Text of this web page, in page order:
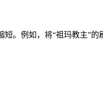
。例如，将“祖玛教主”的